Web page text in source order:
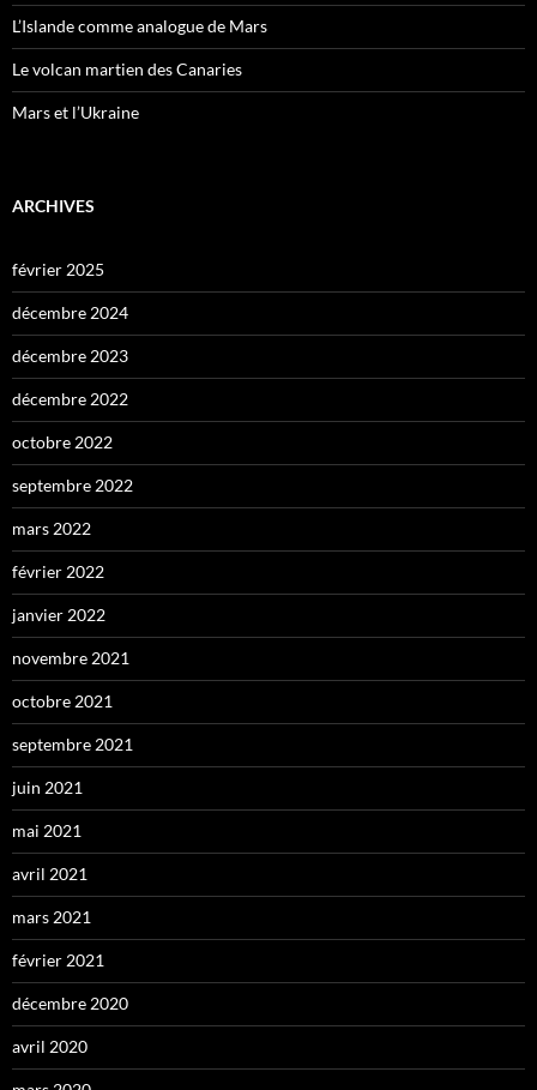
L’Islande comme analogue de Mars
Le volcan martien des Canaries
Mars et l’Ukraine
ARCHIVES
février 2025
décembre 2024
décembre 2023
décembre 2022
octobre 2022
septembre 2022
mars 2022
février 2022
janvier 2022
novembre 2021
octobre 2021
septembre 2021
juin 2021
mai 2021
avril 2021
mars 2021
février 2021
décembre 2020
avril 2020